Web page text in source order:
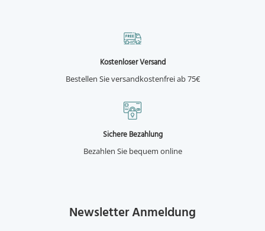
Kostenloser Versand
Bestellen Sie versandkostenfrei ab 75€
Sichere Bezahlung
Bezahlen Sie bequem online
Newsletter Anmeldung